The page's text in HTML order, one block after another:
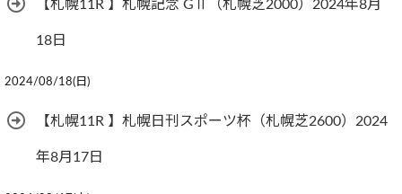
【札幌11R 】札幌記念 GⅡ（札幌芝2000）2024年8月
18日
2024/08/18(日)
【札幌11R 】札幌日刊スポーツ杯（札幌芝2600）2024
年8月17日